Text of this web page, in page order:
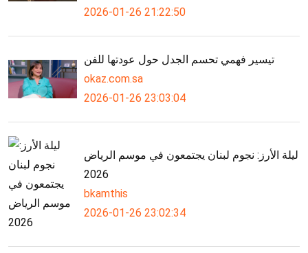
2026-01-26 21:22:50
تيسير فهمي تحسم الجدل حول عودتها للفن
okaz.com.sa
2026-01-26 23:03:04
ليلة الأرز: نجوم لبنان يجتمعون في موسم الرياض
2026
bkamthis
2026-01-26 23:02:34